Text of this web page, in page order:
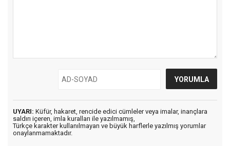
UYARI: Küfür, hakaret, rencide edici cümleler veya imalar, inançlara
saldırı içeren, imla kuralları ile yazılmamış,
Türkçe karakter kullanılmayan ve büyük harflerle yazılmış yorumlar
onaylanmamaktadır.